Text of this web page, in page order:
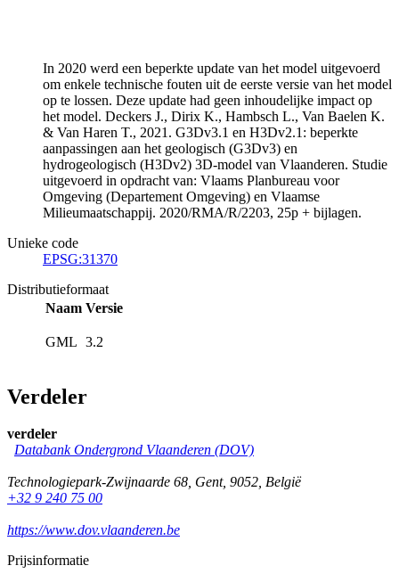
In 2020 werd een beperkte update van het model uitgevoerd
om enkele technische fouten uit de eerste versie van het model
op te lossen. Deze update had geen inhoudelijke impact op
het model. Deckers J., Dirix K., Hambsch L., Van Baelen K.
& Van Haren T., 2021. G3Dv3.1 en H3Dv2.1: beperkte
aanpassingen aan het geologisch (G3Dv3) en
hydrogeologisch (H3Dv2) 3D-model van Vlaanderen. Studie
uitgevoerd in opdracht van: Vlaams Planbureau voor
Omgeving (Departement Omgeving) en Vlaamse
Milieumaatschappij. 2020/RMA/R/2203, 25p + bijlagen.
Unieke code
EPSG:31370
Distributieformaat
Naam Versie
GML 3.2
Verdeler
verdeler
Databank Ondergrond Vlaanderen (DOV)
Technologiepark-Zwijnaarde 68, Gent, 9052, België
+32 9 240 75 00
https://www.dov.vlaanderen.be
Prijsinformatie